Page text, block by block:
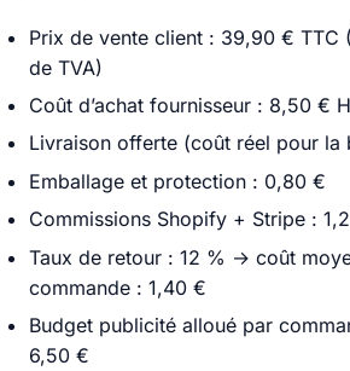
Prix de vente client : 39,90 € TTC
de TVA)
Coût d’achat fournisseur : 8,50 €
Livraison offerte (coût réel pour
Emballage et protection : 0,80 €
Commissions Shopify + Stripe :
Taux de retour : 12 % → coût
commande : 1,40 €
Budget publicité alloué par
6,50 €